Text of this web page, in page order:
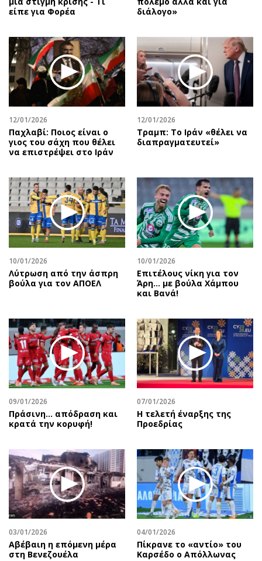
είπε για Φορέα
διάλογο»
12/01/2026
Παχλαβί: Ποιος είναι ο
γιος του σάχη που θέλει
να επιστρέψει στο Ιράν
12/01/2026
Τραμπ: Το Ιράν «θέλει να
διαπραγματευτεί»
10/01/2026
Λύτρωση από την άσπρη
βούλα για τον ΑΠΟΕΛ
10/01/2026
Επιτέλους νίκη για τον
Άρη… με βούλα Χάμπου
και Βανά!
09/01/2026
Πράσινη... απόδραση και
κρατά την κορυφή!
07/01/2026
Η τελετή έναρξης της
Προεδρίας
03/01/2026
Αβέβαιη η επόμενη μέρα
στη Βενεζουέλα
04/01/2026
Πίκρανε το «αντίο» του
Καρσέδο ο Απόλλωνας